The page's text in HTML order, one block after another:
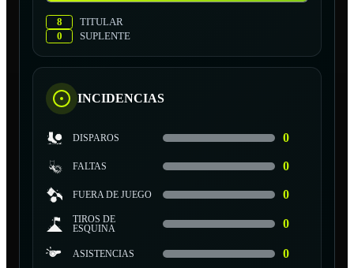
8
TITULAR
0
SUPLENTE
INCIDENCIAS
DISPAROS 0
FALTAS 0
FUERA DE JUEGO 0
TIROS DE
ESQUINA
0
ASISTENCIAS 0